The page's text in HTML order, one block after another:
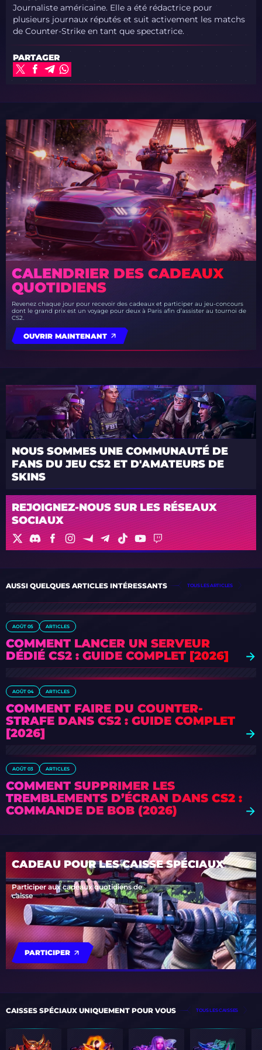
Journaliste américaine. Elle a été rédactrice pour
plusieurs journaux réputés et suit activement les matchs
de Counter-Strike en tant que spectatrice.
PARTAGER
CALENDRIER DES CADEAUX
QUOTIDIENS
Revenez chaque jour pour recevoir des cadeaux et participer au jeu-concours
dont le grand prix est un voyage pour deux à Paris afin d’assister au tournoi de
CS2.
OUVRIR MAINTENANT
NOUS SOMMES UNE COMMUNAUTÉ DE
FANS DU JEU CS2 ET D'AMATEURS DE
SKINS
REJOIGNEZ-NOUS SUR LES RÉSEAUX
SOCIAUX
AUSSI QUELQUES ARTICLES INTÉRESSANTS TOUS LES ARTICLES
AOÛT 05 ARTICLES
COMMENT LANCER UN SERVEUR
DÉDIÉ CS2 : GUIDE COMPLET [2026]
AOÛT 04 ARTICLES
COMMENT FAIRE DU COUNTER-
STRAFE DANS CS2 : GUIDE COMPLET
[2026]
AOÛT 03 ARTICLES
COMMENT SUPPRIMER LES
TREMBLEMENTS D’ÉCRAN DANS CS2 :
COMMANDE DE BOB (2026)
CADEAU POUR LES CAISSE SPÉCIAUX
Participer aux cadeaux quotidiens de
caisse
PARTICIPER
CAISSES SPÉCIAUX UNIQUEMENT POUR VOUS TOUS LES CAISSES